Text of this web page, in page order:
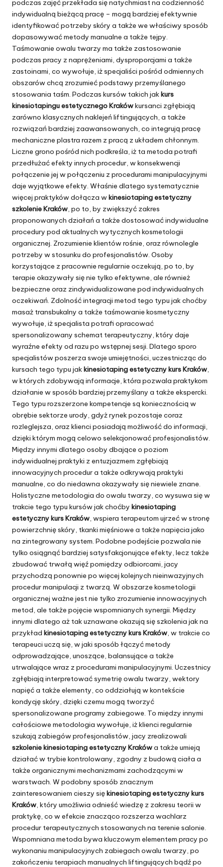
podczas zajęć przekłada się natychmiast na codzienność
indywidualną bieżącą pracę – mogą bardziej efektywnie
identyfikować potrzeby skóry a także we właściwy sposób
dopasowywać metody manualne a także tejpy.
Taśmowanie owalu twarzy ma także zastosowanie
podczas pracy z naprężeniami, dysproporcjami a także
zastoinami, co wywołuje, iż specjaliści pośród odmiennych
obszarów chcą zrozumieć podstawy przemyślanego
stosowania taśm. Podczas kursów takich jakkurs
kinesiotapingu estetycznego Krakówkursanci zgłębiają
zarówno klasycznych naklejeń liftingujących, a także
rozwiązań bardziej zaawansowanych, co integrują pracę
mechaniczne plastra razem z pracą z układem chłonnym.
Liczne grono pośród nich podkreśla, iż ta metoda potrafi
przedłużać efekty innych procedur, w konsekwencji
połączenie jej w połączeniu z procedurami manipulacyjnymi
daje wyjątkowe efekty. Właśnie dlatego systematycznie
więcej praktyków dołącza wkinesiotaping estetyczny
szkolenie Kraków, po to, by zwiększyć zakres
proponowanych działań a także dostosować indywidualne
procedury pod aktualnych wytycznych kosmetologii
organicznej. Zrozumienie klientów rośnie, oraz równolegle
potrzeby w stosunku do profesjonalistów. Osoby
korzystające z pracownie regularnie oczekują, po to, by
terapie okazywały się nie tylko efektywne, ale również
bezpieczne oraz zindywidualizowane pod indywidualnych
oczekiwań. Zdolność integracji metod tego typu jak choćby
masaż transbukalny a także taśmowanie kosmetyczny
wywołuje, iż specjalista potrafi opracować
spersonalizowany schemat terapeutyczny, który daje
wyraźne efekty od razu po wstępnej sesji. Dlatego sporo
specjalistów poszerza swoje umiejętności, uczestnicząc do
kursach tego typu jakkinesiotaping estetyczny kurs Kraków,
w których zdobywają informacje, która pozwala praktykom
działanie w sposób bardziej przemyślany a także ekspercki.
Tego typu rozszerzone kompetencje są koniecznością w
obrębie sektorze urody, gdyż rynek pozostaje coraz
rozleglejsza, oraz klienci posiadają możliwość do informacji,
dzięki którym mogą celowo selekcjonować profesjonalistów.
Między innymi dlatego osoby dbające o poziom
indywidualnej praktyki z entuzjazmem zgłębiają
innowacyjnych procedur a także odkrywają praktyki
manualne, co do niedawna okazywały się niewiele znane.
Holistyczne metodologia do owalu twarzy, co wysuwa się w
trakcie tego typu kursów jak choćby kinesiotaping
estetyczny kurs Kraków, wspiera terapeutom ujrzeć w stronę
powierzchnię skóry, tkanki mięśniowe a także napięcia jako
na zintegrowany system. Podobne podejście pozwala nie
tylko osiągnąć bardziej satysfakcjonujące efekty, lecz także
zbudować trwałą więź pomiędzy odbiorcami, jacy
przychodzą ponownie po więcej kolejnych nieinwazyjnych
procedur manipulacji z twarzą. W obszarze kosmetologii
organicznej ważne jest nie tylko zrozumienie innowacyjnych
metod, ale także pojęcie wspomnianych synergii. Między
innymi dlatego aż tak uznawane okazują się szkolenia jak na
przykład kinesiotaping estetyczny kurs Kraków, w trakcie co
terapeuci uczą się, w jaki sposób łączyć metody
odprowadzające, unoszące, balansujące a także
utrwalające wraz z procedurami manipulacyjnymi. Uczestnicy
zgłębiają interpretować symetrię owalu twarzy, wektory
napięć a także elementy, co oddziałują w kontekście
kondycję skóry, dzięki czemu mogą tworzyć
spersonalizowane programy zabiegowe. To między innymi
całościowe metodologia wywołuje, iż klienci regularnie
szukają zabiegów profesjonalistów, jacy zrealizowali
szkolenie kinesiotaping estetyczny Krakówa także umieją
działać w trybie kontrolowany, zgodny z budową ciała a
także organicznymi mechanizmami zachodzącymi w
warstwach. W podobny sposób znacznym
zainteresowaniem cieszy siękinesiotaping estetyczny kurs
Kraków, który umożliwia odnieść wiedzę z zakresu teorii w
praktykę, co w efekcie znacząco rozszerza wachlarz
procedur terapeutycznych stosowanych na terenie salonie.
Wspomniana metoda bywa kluczowym elementem pracy po
wykonaniu manipulacyjnych zabiegach owalu twarzy, po
zakończeniu terapiach manualnych liftingujących bądź po